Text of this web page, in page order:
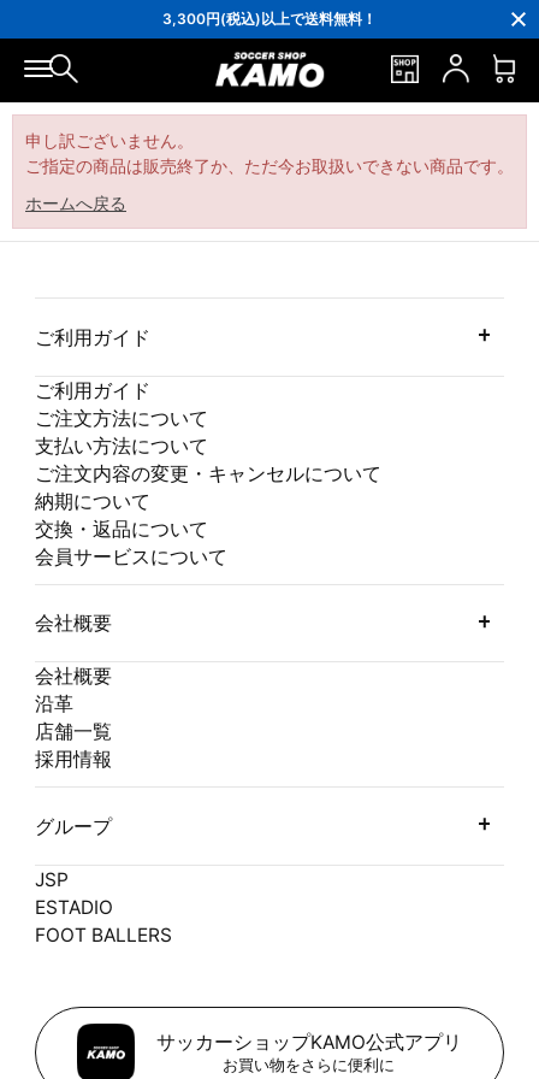
3,300円(税込)以上で送料無料！
ポイント還元率5％！プレミア会員は7％
会員の方にはお誕生月に「10％OFFクーポン」プレゼント！
16,000円(税込)以上でシューズケースプレゼント！
3,300円(税込)以上で送料無料！
申し訳ございません。
ご指定の商品は販売終了か、ただ今お取扱いできない商品です。
ホームへ戻る
ご利用ガイド
ご利用ガイド
ご注文方法について
支払い方法について
ご注文内容の変更・キャンセルについて
納期について
交換・返品について
会員サービスについて
会社概要
会社概要
沿革
店舗一覧
採用情報
グループ
JSP
ESTADIO
FOOT BALLERS
サッカーショップKAMO公式アプリ
お買い物をさらに便利に